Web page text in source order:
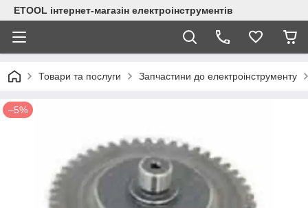
ETOOL інтернет-магазін електроінструментів
Товари та послуги Запчастини до електроінструменту
–5%